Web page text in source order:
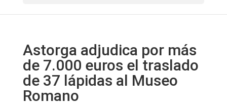
Astorga adjudica por más
de 7.000 euros el traslado
de 37 lápidas al Museo
Romano